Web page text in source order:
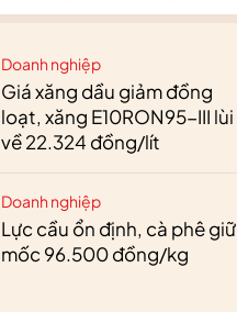
Doanh nghiệp
Giá xăng dầu giảm đồng
loạt, xăng E10RON95-III lùi
về 22.324 đồng/lít
Doanh nghiệp
Lực cầu ổn định, cà phê giữ
mốc 96.500 đồng/kg